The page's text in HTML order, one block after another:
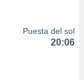
Puesta del sol
20:06